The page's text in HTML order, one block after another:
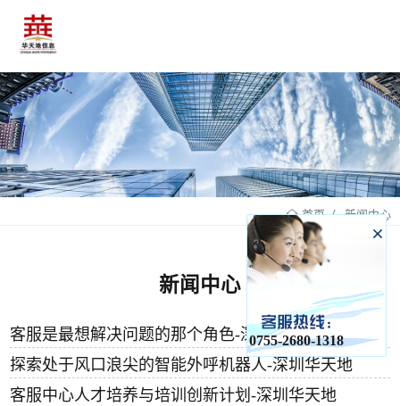
首页 新闻中心
新闻中心
客服是最想解决问题的那个角色-深圳华天地
探索处于风口浪尖的智能外呼机器人-深圳华天地
客服中心人才培养与培训创新计划-深圳华天地
0755-2680-1318